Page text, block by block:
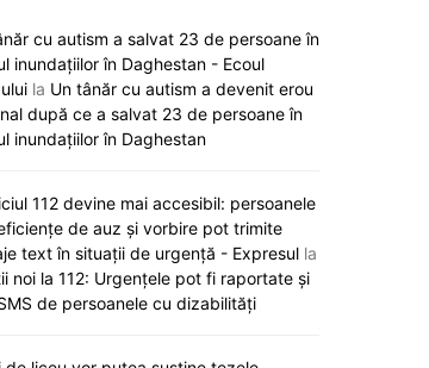
cu autism a salvat 23 de persoane în
inundațiilor în Daghestan - Ecoul
la Un tânăr cu autism a devenit erou
după ce a salvat 23 de persoane în
inundațiilor în Daghestan
112 devine mai accesibil: persoanele
de auz și vorbire pot trimite
text în situații de urgență - Expresul la
noi la 112: Urgențele pot fi raportate și
de persoanele cu dizabilități